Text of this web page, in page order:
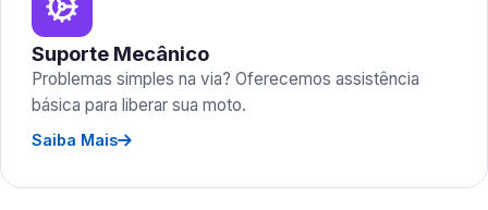
Suporte Mecânico
Problemas simples na via? Oferecemos assistência
básica para liberar sua moto.
Saiba Mais